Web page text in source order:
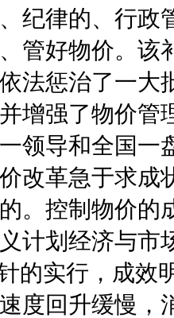
纪律的、行政
管好物价。该
法惩治了一大
增强了物价管
领导和全国一
改革急于求成
。控制物价的
计划经济与市
的实行，成效
度回升缓慢，